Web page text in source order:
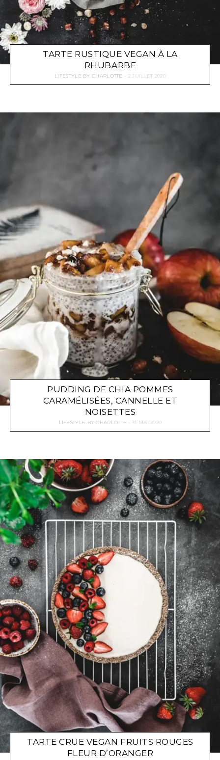
TARTE RUSTIQUE VEGAN À LA
RHUBARBE
LIFESTYLE BYCHARLOTTE 2 JUILLET 2020
PUDDING DE CHIA POMMES
CARAMÉLISÉES, CANNELLE ET
NOISETTES
LIFESTYLE BYCHARLOTTE 31 MAI 2020
TARTE CRUE VEGAN FRUITS ROUGES
FLEUR D’ORANGER